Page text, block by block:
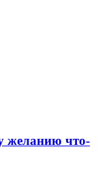
желанию что-